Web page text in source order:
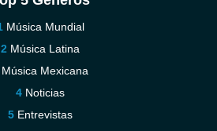
Música Mundial
Música Latina
Música Mexicana
Noticias
Entrevistas